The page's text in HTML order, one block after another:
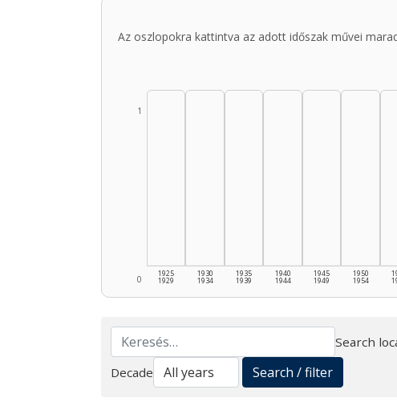
Az oszlopokra kattintva az adott időszak művei
0
1
1925
1929
1930
1934
1935
1939
1940
1944
1945
1949
1950
1954
Search
Search
Decade
Search / filter